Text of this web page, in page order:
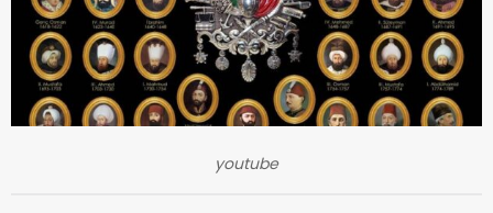
youtube